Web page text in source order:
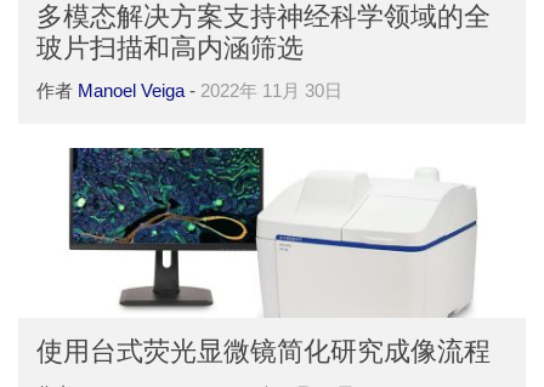
多模态解决方案支持神经科学领域的全
玻片扫描和高内涵筛选
作者 Manoel Veiga - 2022年 11月 30日
使用台式荧光显微镜简化研究成像流程